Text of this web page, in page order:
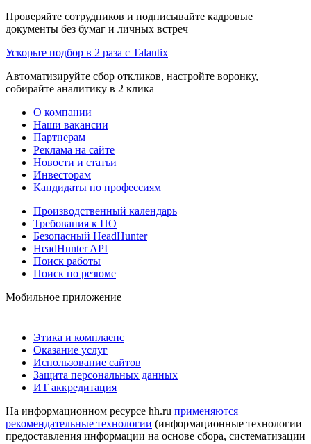
Проверяйте сотрудников и подписывайте кадровые
документы без бумаг и личных встреч
Ускорьте подбор в 2 раза с Talantix
Автоматизируйте сбор откликов, настройте воронку,
собирайте аналитику в 2 клика
О компании
Наши вакансии
Партнерам
Реклама на сайте
Новости и статьи
Инвесторам
Кандидаты по профессиям
Производственный календарь
Требования к ПО
Безопасный HeadHunter
HeadHunter API
Поиск работы
Поиск по резюме
Мобильное приложение
Этика и комплаенс
Оказание услуг
Использование сайтов
Защита персональных данных
ИТ аккредитация
На информационном ресурсе hh.ru применяются
рекомендательные технологии (информационные технологии
предоставления информации на основе сбора, систематизации